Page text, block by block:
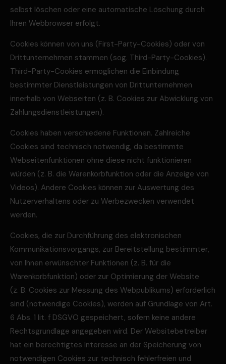
selbst löschen oder eine automatische Löschung durch
Ihren Webbrowser erfolgt.
Cookies können von uns (First-Party-Cookies) oder von
Drittunternehmen stammen (sog. Third-Party-Cookies).
Third-Party-Cookies ermöglichen die Einbindung
bestimmter Dienstleistungen von Drittunternehmen
innerhalb von Webseiten (z. B. Cookies zur Abwicklung von
Zahlungsdienstleistungen).
Cookies haben verschiedene Funktionen. Zahlreiche
Cookies sind technisch notwendig, da bestimmte
Webseitenfunktionen ohne diese nicht funktionieren
würden (z. B. die Warenkorbfunktion oder die Anzeige von
Videos). Andere Cookies können zur Auswertung des
Nutzerverhaltens oder zu Werbezwecken verwendet
werden.
Cookies, die zur Durchführung des elektronischen
Kommunikationsvorgangs, zur Bereitstellung bestimmter,
von Ihnen erwünschter Funktionen (z. B. für die
Warenkorbfunktion) oder zur Optimierung der Website
(z. B. Cookies zur Messung des Webpublikums) erforderlich
sind (notwendige Cookies), werden auf Grundlage von Art.
6 Abs. 1 lit. f DSGVO gespeichert, sofern keine andere
Rechtsgrundlage angegeben wird. Der Websitebetreiber
hat ein berechtigtes Interesse an der Speicherung von
notwendigen Cookies zur technisch fehlerfreien und